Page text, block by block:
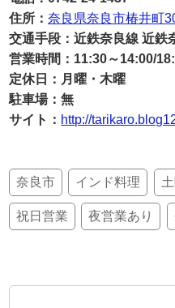
住所：奈良県奈良市椿井町
交通手段：近鉄奈良線 近鉄
営業時間：11:30～14:00/
定休日：月曜・木曜
駐車場：無
サイト： http://
奈良市 インド料理
祝日営業 夜営業あり